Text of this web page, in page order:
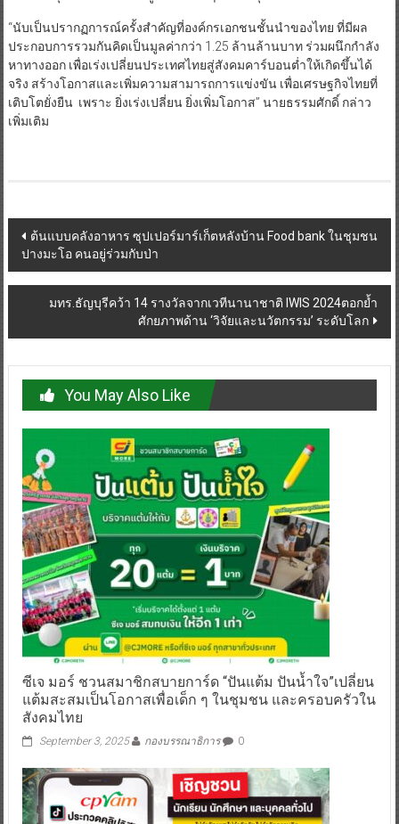
“นับเป็นปรากฏการณ์ครั้งสำคัญที่องค์กรเอกชนชั้นนำของไทย ที่มีผล
ประกอบการรวมกันคิดเป็นมูลค่ากว่า 1.25 ล้านล้านบาท ร่วมผนึกกำลัง
หาทางออก เพื่อเร่งเปลี่ยนประเทศไทยสู่สังคมคาร์บอนต่ำให้เกิดขึ้นได้
จริง สร้างโอกาสและเพิ่มความสามารถการแข่งขัน เพื่อเศรษฐกิจไทยที่
เติบโตยั่งยืน เพราะ ยิ่งเร่งเปลี่ยน ยิ่งเพิ่มโอกาส” นายธรรมศักดิ์ กล่าว
เพิ่มเติม
Post
navigation
ต้นแบบคลังอาหาร ซุปเปอร์มาร์เก็ตหลังบ้าน Food bank ในชุมชน
ปางมะโอ คนอยู่ร่วมกับป่า
มทร.ธัญบุรีคว้า 14 รางวัลจากเวทีนานาชาติ IWIS 2024ตอกย้ำ
ศักยภาพด้าน ‘วิจัยและนวัตกรรม’ ระดับโลก
You May Also Like
ซีเจ มอร์ ชวนสมาชิกสบายการ์ด “ปันแต้ม ปันน้ำใจ”เปลี่ยน
แต้มสะสมเป็นโอกาสเพื่อเด็ก ๆ ในชุมชน และครอบครัวใน
สังคมไทย
September 3, 2025 กองบรรณาธิการ 0